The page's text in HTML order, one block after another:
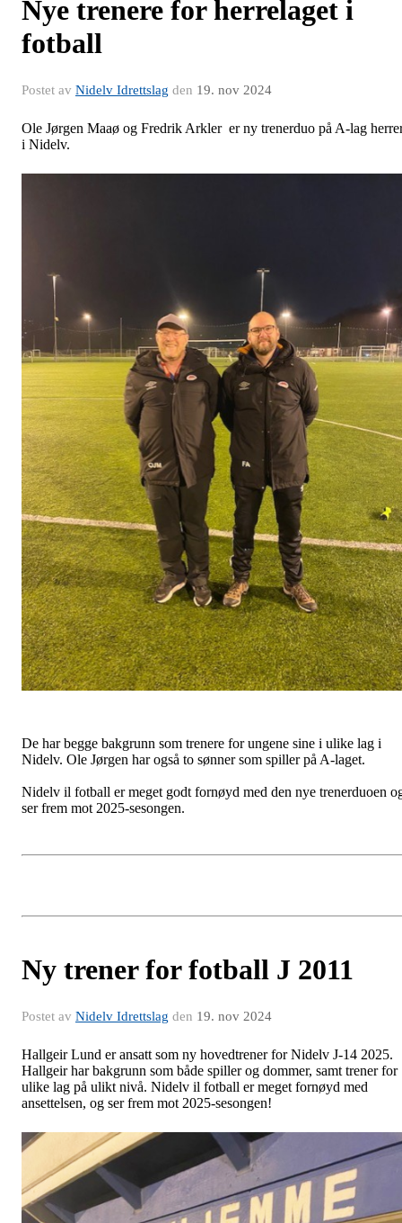
Nye trenere for herrelaget i
fotball
Postet av Nidelv Idrettslag den 19. nov 2024
Ole Jørgen Maaø og Fredrik Arkler er ny trenerduo på A-lag
i Nidelv.
De har begge bakgrunn som trenere for ungene sine i ulike lag i
Nidelv. Ole Jørgen har også to sønner som spiller på A-laget.
Nidelv il fotball er meget godt fornøyd med den nye trenerduoen
ser frem mot 2025-sesongen.
Ny trener for fotball J 2011
Postet av Nidelv Idrettslag den 19. nov 2024
Hallgeir Lund er ansatt som ny hovedtrener for Nidelv J-14 2025.
Hallgeir har bakgrunn som både spiller og dommer, samt trener for
ulike lag på ulikt nivå. Nidelv il fotball er meget fornøyd med
ansettelsen, og ser frem mot 2025-sesongen!